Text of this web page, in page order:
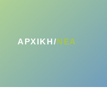
ΑΡΧΙΚΉ/ΝΈΑ